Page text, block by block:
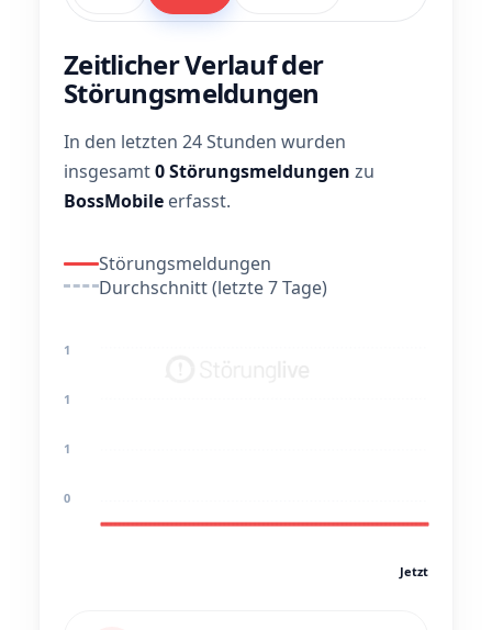
Zeitlicher Verlauf der
Störungsmeldungen
In den letzten 24 Stunden wurden
insgesamt0 Störungsmeldungen zu
BossMobile erfasst.
Störungsmeldungen
Durchschnitt (letzte 7 Tage)
1
1
1
0
Jetzt